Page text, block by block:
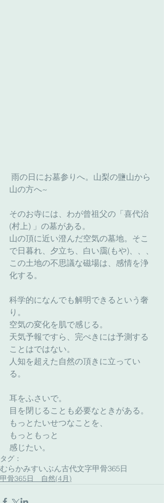
山の方へ~
そのお寺には、わが曾祖父の「喜代治
(村上) 」の墓がある。
山の頂に近い澄んだ空気の墓地。そこ
で日暮れ、夕立ち、白い靄(もや)、、、
この土地の不思議な磁場は、感情を浄
化する。
科学的になんでも解明できるという奢
り。
空気の変化を肌で感じる。
天気予報ですら、完ぺきには予測する
ことはではない。
人知を超えた自然の頂きに立ってい
る。
耳をふさいで。
目を閉じることも必要なときがある。
もっとたいせつなことを、
もっともっと
感じたい。
タグ：
むらかみすいぶん古代文字甲骨365日
甲骨365日 自然(4月)